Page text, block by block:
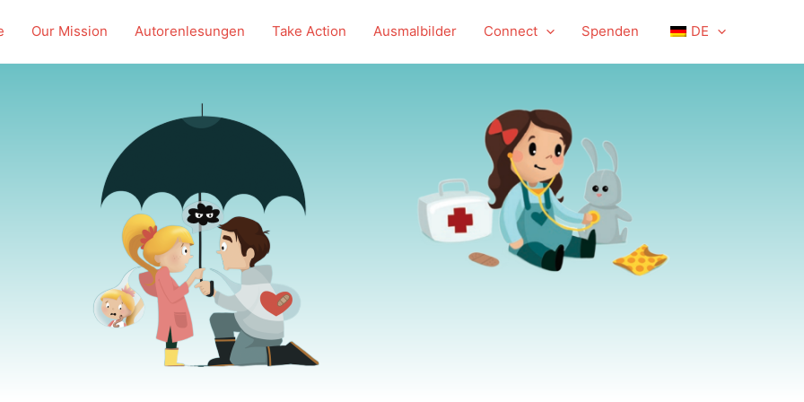
Our Mission Autorenlesungen Take Action Ausmalbilder Connect Spenden DE